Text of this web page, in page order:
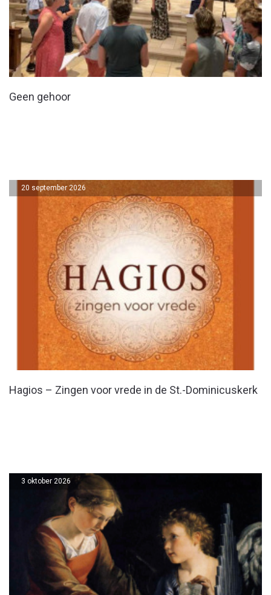
Geen gehoor
Hagios – Zingen voor vrede in de St.-Dominicuskerk
20 september 2026
3 oktober 2026